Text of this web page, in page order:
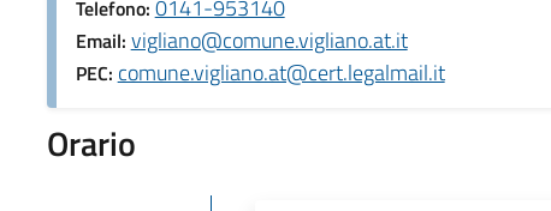
Telefono: 0141-953140
Email: vigliano@comune.vigliano.at.it
PEC: comune.vigliano.at@cert.legalmail.it
Orario